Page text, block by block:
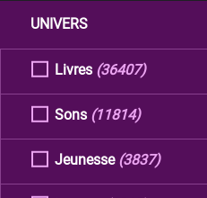
UNIVERS
Livres (36407)
Sons (11814)
Jeunesse (3837)